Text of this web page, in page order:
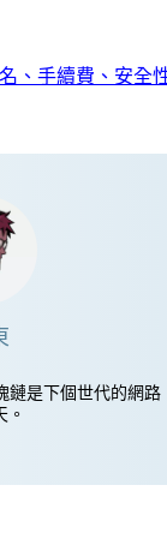
、手續費、安全
鏈是下個世代的網路